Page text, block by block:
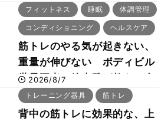
「回復習慣」
フィットネス 睡眠 体調管理
コンディショニング ヘルスケア
筋トレのやる気が起きない、
重量が伸びない ボディビル
世界王者・鈴木雅が教える食
事・睡眠・呼吸の整え方
2026/8/7
トレーニング器具 筋トレ
背中の筋トレに効果的な、上